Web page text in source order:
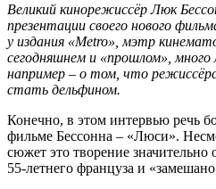
Великий кинорежиссёр Люк
презентации своего нового
у издания «Metro», мэтр
сегодняшнем и «прошлом»,
например – о том, что
стать дельфином.
Конечно, в этом интервью речь
фильме Бессонна – «Люси».
сюжет это творение значительно
55-летнего француза и